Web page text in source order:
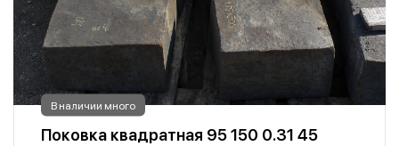
В наличии много
Поковка квадратная 95 150 0.31 45